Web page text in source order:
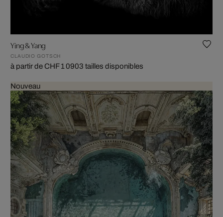
Ying & Yang
CLAUDIO GOTSCH
à partir de CHF 1 0903 tailles disponibles
Nouveau